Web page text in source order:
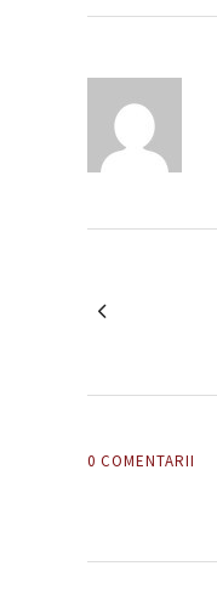
0 COMENTARII